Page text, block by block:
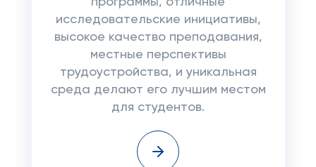
исследовательские инициативы,
высокое качество преподавания,
местные перспективы
трудоустройства, и уникальная
среда делают его лучшим местом
для студентов.